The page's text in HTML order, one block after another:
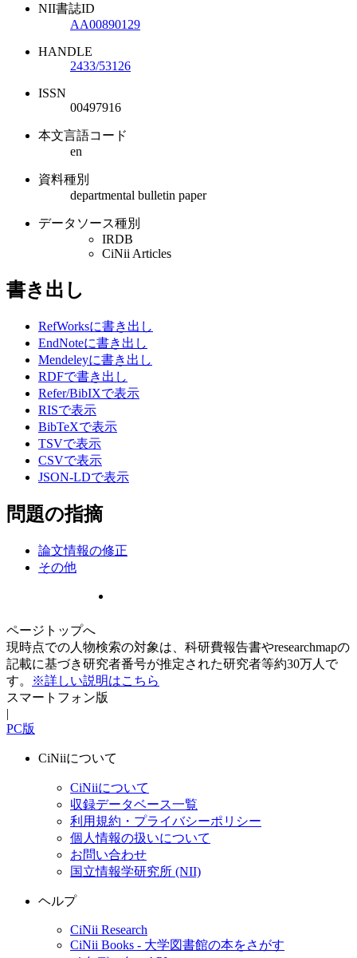
NII書誌ID
AA00890129
HANDLE
2433/53126
ISSN
00497916
本文言語コード
en
資料種別
departmental bulletin paper
データソース種別
IRDB
CiNii Articles
書き出し
RefWorksに書き出し
EndNoteに書き出し
Mendeleyに書き出し
RDFで書き出し
Refer/BibIXで表示
RISで表示
BibTeXで表示
TSVで表示
CSVで表示
JSON-LDで表示
問題の指摘
論文情報の修正
その他
ページトップへ
現時点での人物検索の対象は、科研費報告書やresearchmapの
記載に基づき研究者番号が推定された研究者等約30万人で
す。
※詳しい説明はこちら
スマートフォン版
|
PC版
CiNiiについて
CiNiiについて
収録データベース一覧
利用規約・プライバシーポリシー
個人情報の扱いについて
お問い合わせ
国立情報学研究所 (NII)
ヘルプ
CiNii Research
CiNii Books - 大学図書館の本をさがす